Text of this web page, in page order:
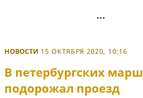
НОВОСТИ 15 ОКТЯБРЯ 2020, 10:16
В петербургских
подорожал проезд